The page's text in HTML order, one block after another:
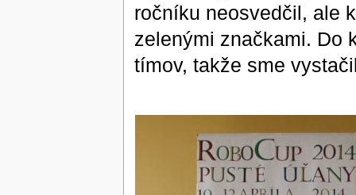
ročníku neosvedčil, ale
zelenými značkami. Do
tímov, takže sme